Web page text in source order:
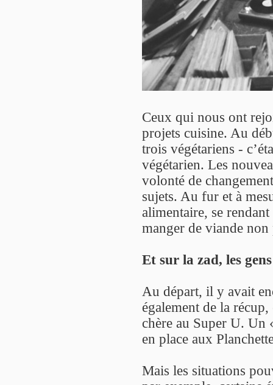
Ceux qui nous ont
projets cuisine. Au
trois végétariens -
végétarien. Les
volonté de
sujets. Au fur et à
alimentaire, se
manger de viande non
Et sur la zad, les
Au départ, il y avait
également de la
chère au Super U. Un
en place aux
Mais les situations